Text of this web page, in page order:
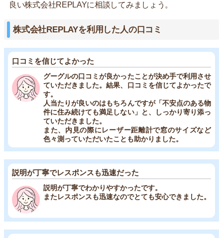
良い株式会社REPLAYに相談してみましょう。
株式会社REPLAYを利用した人の口コミ
口コミを信じてよかった
グーグルの口コミが良かったことが決め手で利用させ
ていただきました。結果、口コミを信じてよかったで
す。
人当たりが良いのはもちろんですが「不安点のある物
件に住み続けても満足しない」と、しっかり寄り添っ
ていただきました。
また、内見の際にレーザー距離計で窓のサイズなど
色々測っていただいたことも助かりました。
説明が丁寧でレスポンスも迅速だった
説明が丁寧でわかりやすかったです。
またレスポンスも迅速なのでとても安心できました。